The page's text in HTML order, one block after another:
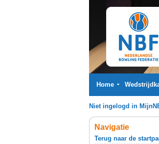
Home
Niet ingelogd in
Navigatie
Terug naar de